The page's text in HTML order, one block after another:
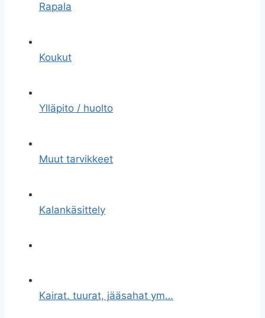
Rapala
Koukut
Ylläpito / huolto
Muut tarvikkeet
Kalankäsittely
Kairat. tuurat, jääsahat ym…